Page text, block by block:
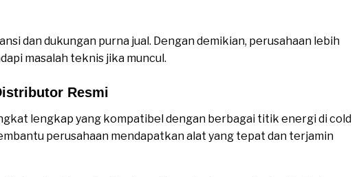
dan dukungan purna jual. Dengan demikian, perusahaan lebih
masalah teknis jika muncul.
Resmi
lengkap yang kompatibel dengan berbagai titik energi di cold
perusahaan mendapatkan alat yang tepat dan terjamin